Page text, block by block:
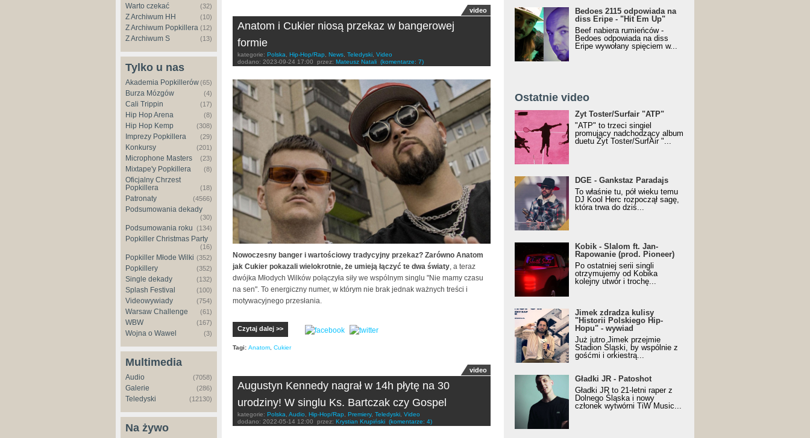
Warto czekać (32)
Z Archiwum HH (10)
Z Archiwum Popkillera (12)
Z Archiwum S (13)
Tylko u nas
Akademia Popkillerów(65)
Burza Mózgów (4)
Cali Trippin (17)
Hip Hop Arena (8)
Hip Hop Kemp (308)
Imprezy Popkillera (29)
Konkursy (201)
Microphone Masters (23)
Mixtape'y Popkillera (8)
Oficjalny Chrzest
Popkillera
(18)
Patronaty (4566)
Podsumowania dekady
(30)
Podsumowania roku (134)
Popkiller Christmas Party
(16)
Popkiller Młode Wilki (352)
Popkillery (352)
Single dekady (132)
Splash Festival (100)
Videowywiady (754)
Warsaw Challenge (61)
WBW (167)
Wojna o Wawel (3)
Multimedia
Audio (7058)
Galerie (286)
Teledyski (12130)
Na żywo
video
Anatom i Cukier niosą przekaz w bangerowej
formie
kategorie: Polska, Hip-Hop/Rap, News, Teledyski, Video
dodano: 2023-09-24 17:00 przez: Mateusz Natali (komentarze: 7)
Nowoczesny banger i wartościowy tradycyjny przekaz? Zarówno Anatom
jak Cukier pokazali wielokrotnie, że umieją łączyć te dwa światy , a teraz
dwójka Młodych Wilków połączyła siły we wspólnym singlu "Nie mamy czasu
na sen". To energiczny numer, w którym nie brak jednak ważnych treści i
motywacyjnego przesłania.
Czytaj dalej >>
Tagi: Anatom Cukier
video
Augustyn Kennedy nagrał w 14h płytę na 30
urodziny! W singlu Ks. Bartczak czy Gospel
kategorie: Polska Audio Hip-Hop/Rap Premiery, Teledyski Video
dodano: 2022-05-14 12:00 przez: Krystian Krupiński (komentarze: 4)
Bedoes 2115 odpowiada na
diss Eripe - "Hit Em Up"
Beef nabiera rumieńców -
Bedoes odpowiada na diss
Eripe wywołany spięciem w...
Ostatnie video
Żyt Toster/SurfAir - ATP VIDEO
Żyt Toster/Surfair "ATP"
"ATP" to trzeci singiel
promujący nadchodzący album
duetu Żyt Toster/SurfAir "...
donGURALesko z nagrodą za
Klasyczny/Trueschoolowy
Album Roku (Popkillery 2023)
DGE - Gankstaz Paradajs
To właśnie tu, pół wieku temu
DJ Kool Herc rozpoczął sagę,
która trwa do dziś...
Kobik - Slalom ft. Jan-
Rapowanie (prod. Pioneer)
[Official Music Visualiser]
Kobik - Slalom ft. Jan-
Rapowanie (prod. Pioneer)
Po ostatniej serii singli
otrzymujemy od Kobika
kolejny utwór i trochę...
Jimek zdradza kulisy "Historii
Polskiego Hip-Hopu" - wywiad
Jimek zdradza kulisy
"Historii Polskiego Hip-
Hopu" - wywiad
Już jutro Jimek przejmie
Stadion Śląski, by wspólnie z
gośćmi i orkiestrą...
Gładki JR - Patoshot
Gładki JR - Patoshot
Gładki JR to 21-letni raper z
Dolnego Śląska i nowy
członek wytwórni TiW Music...